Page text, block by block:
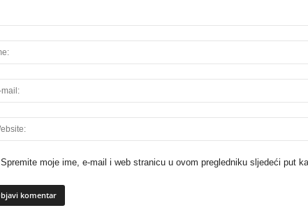
Spremite moje ime, e-mail i web stranicu u ovom pregledniku sljedeći put